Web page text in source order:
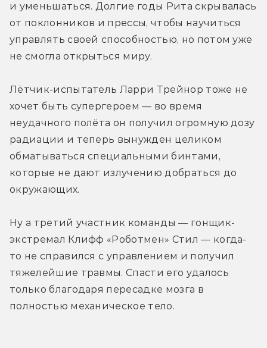
и уменьшаться. Долгие годы Рита скрывалась
от поклонников и прессы, чтобы научиться
управлять своей способностью, но потом уже
не смогла открыться миру.
Лётчик-испытатель Ларри Трейнор тоже не
хочет быть супергероем — во время
неудачного полёта он получил огромную дозу
радиации и теперь вынужден целиком
обматываться специальными бинтами,
которые не дают излучению добраться до
окружающих.
Ну а третий участник команды — гонщик-
экстремал Клифф «Роботмен» Стил — когда-
то не справился с управлением и получил
тяжелейшие травмы. Спасти его удалось
только благодаря пересадке мозга в
полностью механическое тело.